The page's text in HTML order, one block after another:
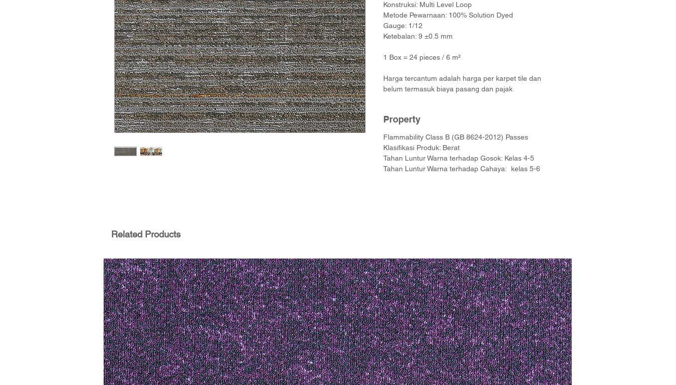
Konstruksi: Multi Level Loop
Metode Pewarnaan: 100% Solution Dyed
Gauge: 1/12
Ketebalan: 9 ±0.5 mm
1 Box = 24 pieces / 6 m²
Harga tercantum adalah harga per karpet tile dan
belum termasuk biaya pasang dan pajak
Property
Flammability Class B (GB 8624-2012) Passes
Klasifikasi Produk: Berat
Tahan Luntur Warna terhadap Gosok: Kelas 4-5
Tahan Luntur Warna terhadap Cahaya: kelas 5-6
Related Products